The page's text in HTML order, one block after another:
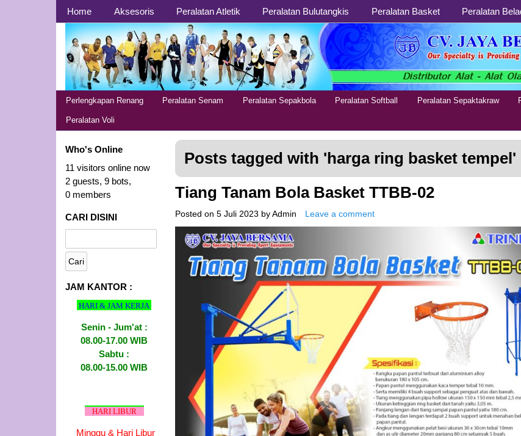
Page 1
Home Aksesoris Peralatan Atletik Peralatan Bulutangkis Peralatan Basket Peralatan
Page 2
Perlengkapan Renang Peralatan Senam Peralatan Sepakbola Peralatan Softball Peralatan Sepaktakraw
Peralatan Voli
Posts tagged with 'harga ring basket tempel'
Tiang Tanam Bola Basket TTBB-02
Posted on 5 Juli 2023 by Admin Leave a comment
Who's Online
11 visitors online now
2 guests, 9 bots,
0 members
CARI DISINI
JAM KANTOR :
HARI & JAM KERJA
Senin - Jum'at :
08.00-17.00 WIB
Sabtu :
08.00-15.00 WIB
HARI LIBUR
Minggu & Hari Libur